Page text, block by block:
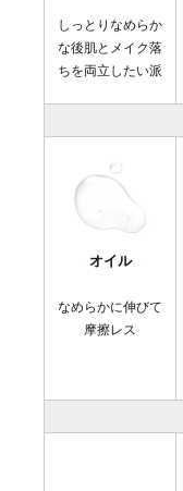
しっとりなめらか
な後肌とメイク落
ちを両立したい派
オイル
なめらかに伸びて
摩擦レス